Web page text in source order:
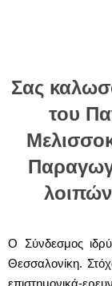
Σας
του
Ο Σύνδεσμος
Θεσσαλονίκη.
επιστημονικά-